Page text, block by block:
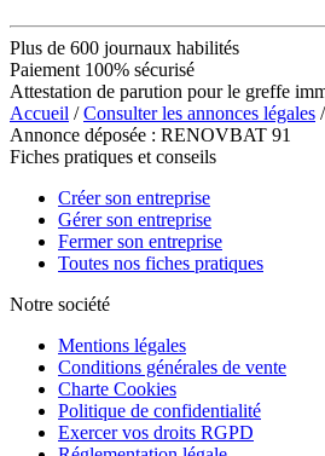
Plus de 600 journaux habilités
Paiement 100% sécurisé
Attestation de parution pour le greffe
Accueil /Consulter les annonces légales /
Annonce déposée : RENOVBAT 91
Fiches pratiques et conseils
Créer son entreprise
Gérer son entreprise
Fermer son entreprise
Toutes nos fiches pratiques
Notre société
Mentions légales
Conditions générales de vente
Charte Cookies
Politique de confidentialité
Exercer vos droits RGPD